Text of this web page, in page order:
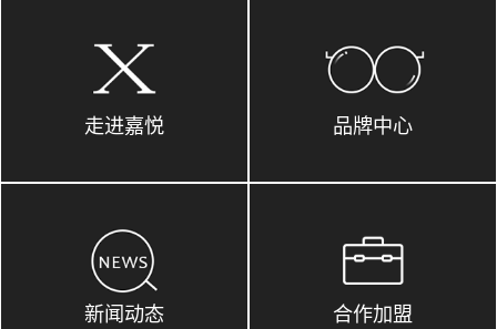
走进嘉悦 品牌中心
新闻动态 合作加盟